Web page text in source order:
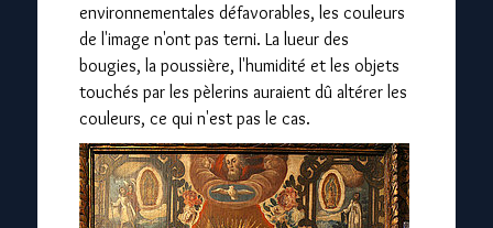
environnementales défavorables, les couleurs
de l'image n'ont pas terni. La lueur des
bougies, la poussière, l'humidité et les objets
touchés par les pèlerins auraient dû altérer les
couleurs, ce qui n'est pas le cas.